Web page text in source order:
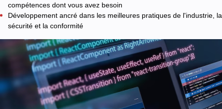
compétences dont vous avez besoin
Développement ancré dans les meilleures pratiques de l'industrie, la
sécurité et la conformité